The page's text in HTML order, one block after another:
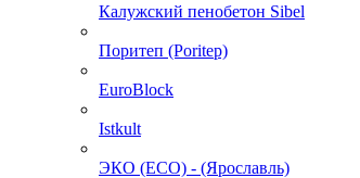
Калужский пенобетон Sibel
Поритеп (Poritep)
EuroBlock
Istkult
ЭКО (ECO) - (Ярославль)